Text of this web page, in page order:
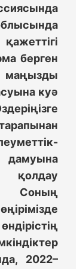
берген
маңызды
куә
қолдау
Соның
2022–